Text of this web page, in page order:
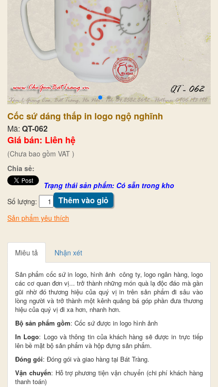
Cốc sứ dáng thấp in logo ngộ nghĩnh
Mã: QT-062
Giá bán: Liên hệ
(Chưa bao gồm VAT )
Chia sẻ:
Trạng thái sản phẩm: Có sẵn trong kho
Số lượng:
Thêm vào giỏ
Sản phẩm yêu thích
Miêu tả Nhận xét
Sản phẩm cốc sứ in logo, hình ảnh công ty, logo ngân hàng, logo
các cơ quan đơn vị... trở thành những món quà lạ độc đáo mà gần
gũi nhờ đó thương hiệu của quý vị in trên sản phẩm đi sâu vào
lòng người và trở thành một kênh quảng bá góp phần đưa thương
hiệu của quý vị đi xa hơn, nhanh hơn.
Bộ sản phẩm gồm: Cốc sứ được in logo hình ảnh
In Logo: Logo và thông tin của khách hàng sẽ được in trực tiếp
lên bề mặt bộ sản phẩm và hộp đựng sản phẩm.
Đóng gói: Đóng gói và giao hàng tại Bát Tràng.
Vận chuyển: Hỗ trợ phương tiện vận chuyển (chi phí khách hàng
thanh toán)